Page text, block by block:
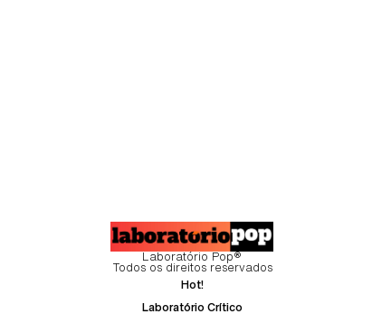
Laboratório Pop®
Todos os direitos reservados
Hot!
Laboratório Crítico